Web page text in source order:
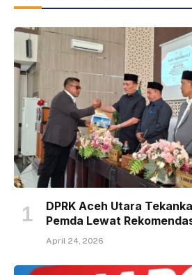
DPRK Aceh Utara
Pemda Lewat
April 24, 2026